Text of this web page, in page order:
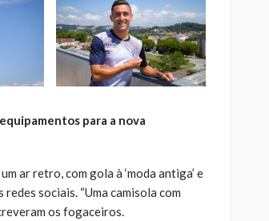
para a nova
ar retro, com gola à ‘moda antiga’ e
sociais. “Uma camisola com
os fogaceiros.